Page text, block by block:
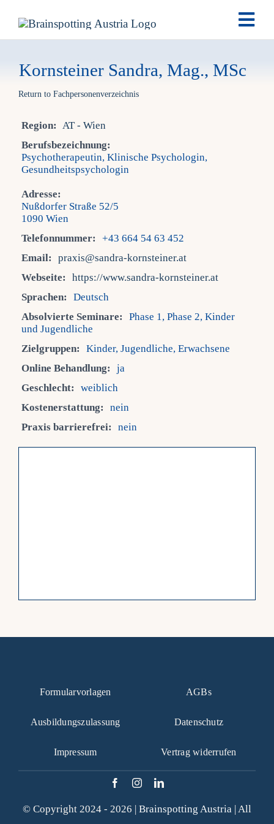
Kornsteiner Sandra, Mag., MSc
Return to Fachpersonenverzeichnis
Region:
AT - Wien
Berufsbezeichnung:
Psychotherapeutin, Klinische Psychologin,
Gesundheitspsychologin
Adresse:
Nußdorfer Straße 52/5
1090 Wien
Telefonnummer:
+43 664 54 63 452
Email:
praxis@sandra-kornsteiner.at
Webseite:
https://www.sandra-kornsteiner.at
Sprachen:
Deutsch
Absolvierte Seminare:
Phase 1, Phase 2, Kinder
und Jugendliche
Zielgruppen:
Kinder, Jugendliche, Erwachsene
Online Behandlung:
ja
Geschlecht:
weiblich
Kostenerstattung:
nein
Praxis barrierefrei:
nein
Formularvorlagen
Ausbildungszulassung
Impressum
AGBs
Datenschutz
Vertrag widerrufen
© Copyright 2024 - 2026 | Brainspotting Austria | All